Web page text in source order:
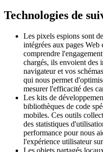
Technologies de
Les pixels espions sont
intégrées aux pages
comprendre
chargés, ils envoient des
navigateur et vos
qui nous permet
mesurer l'efficacité des
Les kits de
bibliothèques de code
mobiles. Ces outils
des statistiques
performance pour nous
l'expérience utilisateur